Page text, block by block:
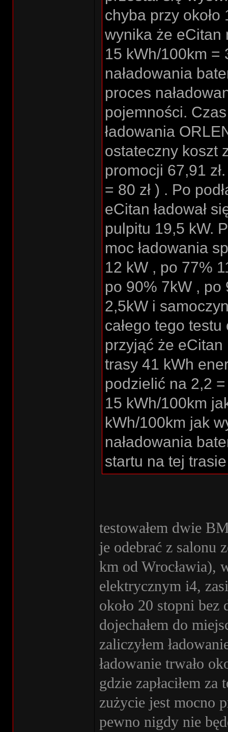
chyba przy
wynika że eCitan
15 kWh/100km =
naładowania
proces
pojemności.
ładowania
ostateczny koszt
promocji 67,91
= 80 zł ) . Po
eCitan ładował
pulpitu 19,5 kW.
moc ładowania
12 kW , po 77%
po 90% 7kW , po
2,5kW i
całego tego
przyjąć że eCitan
trasy 41 kWh
podzielić na 2,2
15 kWh/100km
kWh/100km jak
naładowania
startu na tej
testowałem dwie
je odebrać z salonu
km od Wrocławia),
elektrycznym i4,
około 20 stopni
dojechałem do
zaliczyłem
ładowanie trwało
gdzie zapłaciłem za
zużycie jest mocno
pewno nigdy nie